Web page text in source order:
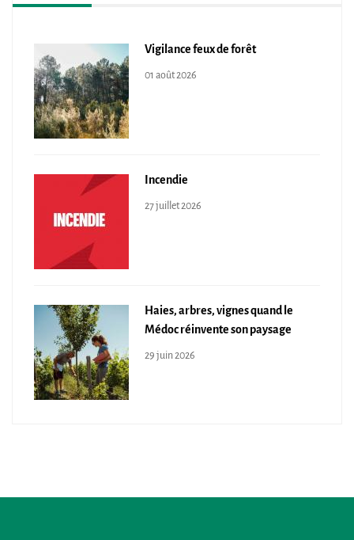
Vigilance feux de forêt
01 août 2026
Incendie
27 juillet 2026
Haies, arbres, vignes quand le
Médoc réinvente son paysage
29 juin 2026